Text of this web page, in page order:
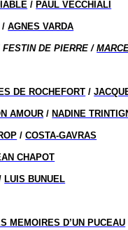
/ PAUL VECCHIALI
/AGNES VARDA
FESTIN DE PIERRE /
DE ROCHEFORT /
AMOUR / NADINE
/COSTA-GAVRAS
CHAPOT
LUIS BUNUEL
MEMOIRES D’UN PUCEAU